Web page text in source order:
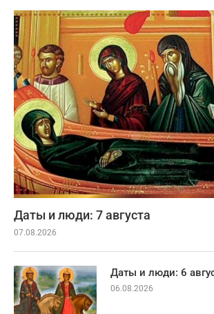
Даты и люди: 7 августа
07.08.2026
Даты и люди: 6
06.08.2026